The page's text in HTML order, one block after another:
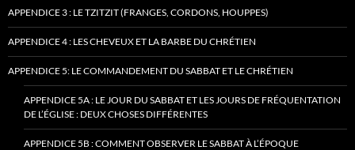
APPENDICE 3 : LE TZITZIT (FRANGES, CORDONS, HOUPPES)
APPENDICE 4 : LES CHEVEUX ET LA BARBE DU CHRÉTIEN
APPENDICE 5: LE COMMANDEMENT DU SABBAT ET LE CHRÉTIEN
APPENDICE 5A : LE JOUR DU SABBAT ET LES JOURS DE FRÉQUENTATION
DE L’ÉGLISE : DEUX CHOSES DIFFÉRENTES
APPENDICE 5B : COMMENT OBSERVER LE SABBAT À L’ÉPOQUE